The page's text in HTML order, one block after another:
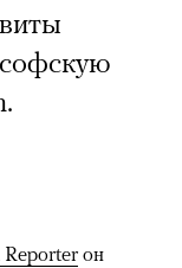
он